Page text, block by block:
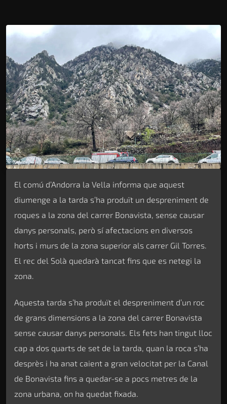
El comú d’Andorra la Vella informa que aquest
diumenge a la tarda s’ha produït un despreniment de
roques a la zona del carrer Bonavista, sense causar
danys personals, però sí afectacions en diversos
horts i murs de la zona superior als carrer Gil Torres.
El rec del Solà quedarà tancat fins que es netegi la
zona.
Aquesta tarda s’ha produït el despreniment d’un roc
de grans dimensions a la zona del carrer Bonavista
sense causar danys personals. Els fets han tingut lloc
cap a dos quarts de set de la tarda, quan la roca s’ha
desprès i ha anat caient a gran velocitat per la Canal
de Bonavista fins a quedar-se a pocs metres de la
zona urbana, on ha quedat fixada.